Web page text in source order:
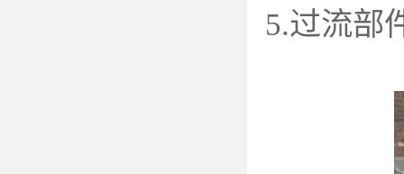
5.过流部